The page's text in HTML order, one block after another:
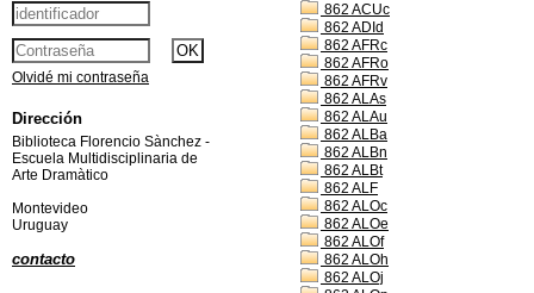
862 ACUc
862 ADId
862 AFRc
862 AFRo
862 AFRv
862 ALAs
862 ALAu
862 ALBa
862 ALBn
862 ALBt
862 ALF
862 ALOc
862 ALOe
862 ALOf
862 ALOh
862 ALOj
Olvidé mi contraseña
Dirección
Biblioteca Florencio Sànchez -
Escuela Multidisciplinaria de
Arte Dramàtico
Montevideo
Uruguay
contacto